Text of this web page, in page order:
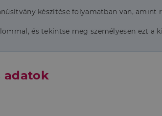
készítése folyamatban van, amint
és tekintse meg személyesen ezt a
adatok
Az elengedhetetlenül szükséges sütik